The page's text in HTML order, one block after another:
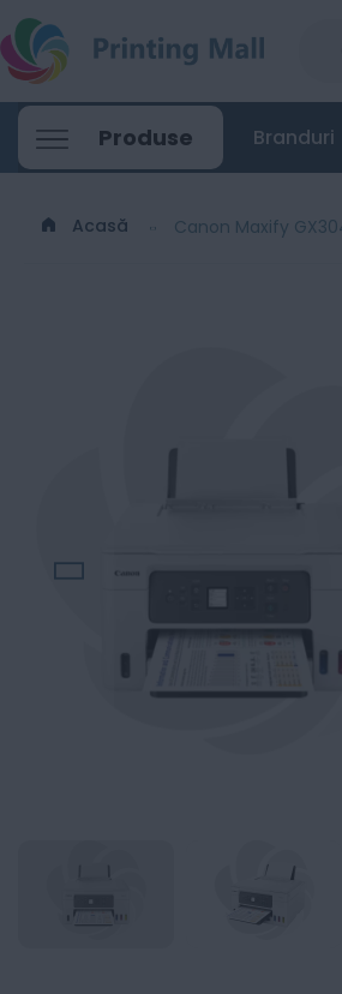
Produse Branduri
Acasă Canon Maxify
Canon Maxify
1440 00Lei